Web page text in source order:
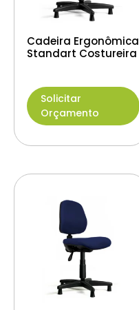
Cadeira Ergonômica
Standart Costureira
Solicitar
Orçamento